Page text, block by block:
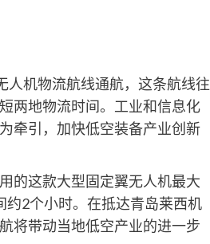
人机物流航线通航，这条航线往
两地物流时间。工业和信息化
牵引，加快低空装备产业创新
的这款大型固定翼无人机最大
2个小时。在抵达青岛莱西机
将带动当地低空产业的进一步